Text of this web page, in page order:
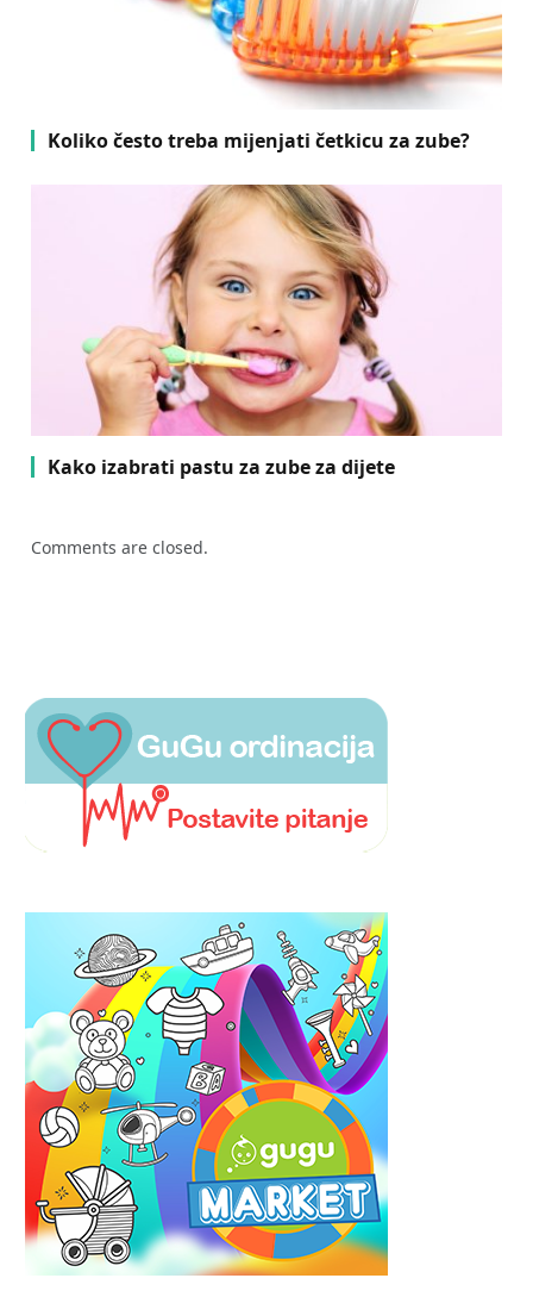
Koliko često treba mijenjati četkicu za zube?
Kako izabrati pastu za zube za dijete
Comments are closed.